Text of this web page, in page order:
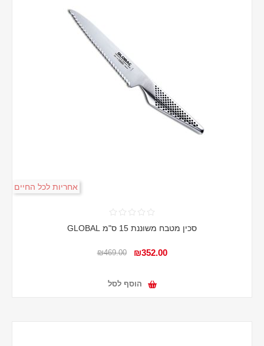
אחריות לכל החיים
סכין מטבח משוננת 15 ס"מ GLOBAL
₪352.00
₪469.00
הוסף לסל